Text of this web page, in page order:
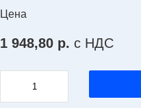
Цена
1 948,80 р. с НДС